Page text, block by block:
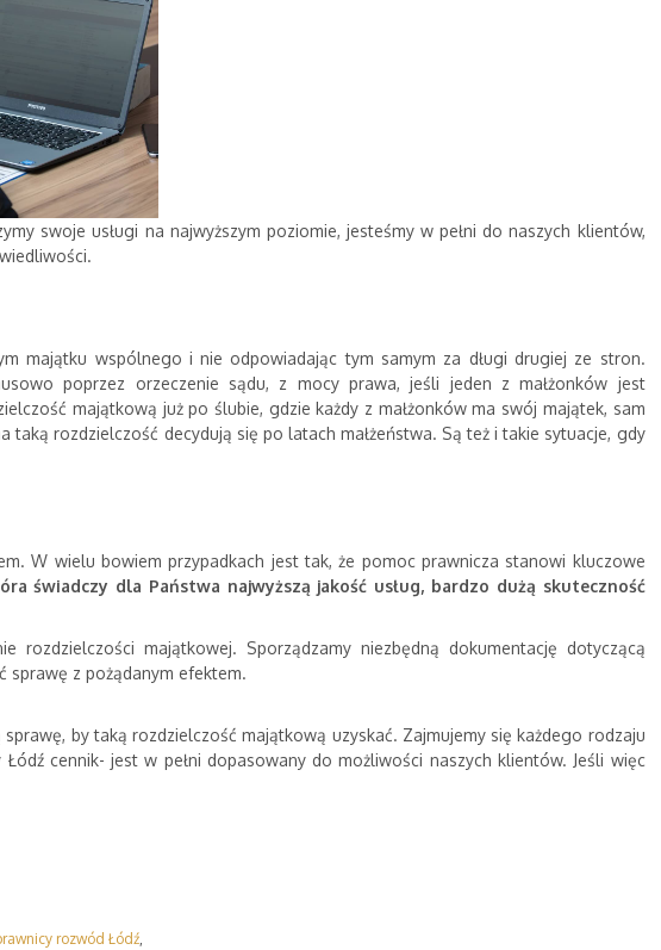
swoje usługi na najwyższym poziomie, jesteśmy w pełni do naszych klientów,
majątku wspólnego i nie odpowiadając tym samym za długi drugiej ze stron.
poprzez orzeczenie sądu, z mocy prawa, jeśli jeden z małżonków jest
majątkową już po ślubie, gdzie każdy z małżonków ma swój majątek, sam
rozdzielczość decydują się po latach małżeństwa. Są też i takie sytuacje, gdy
W wielu bowiem przypadkach jest tak, że pomoc prawnicza stanowi kluczowe
świadczy dla Państwa najwyższą jakość usług, bardzo dużą skuteczność
majątkowej. Sporządzamy niezbędną dokumentację dotyczącą
sprawę z pożądanym efektem.
by taką rozdzielczość majątkową uzyskać. Zajmujemy się każdego rodzaju
cennik- jest w pełni dopasowany do możliwości naszych klientów. Jeśli więc
rozwód Łódź,